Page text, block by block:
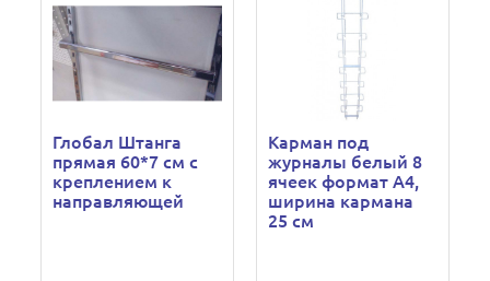
Глобал Штанга
прямая 60*7 см с
креплением к
направляющей
Карман под
журналы белый 8
ячеек формат А4,
ширина кармана
25 см